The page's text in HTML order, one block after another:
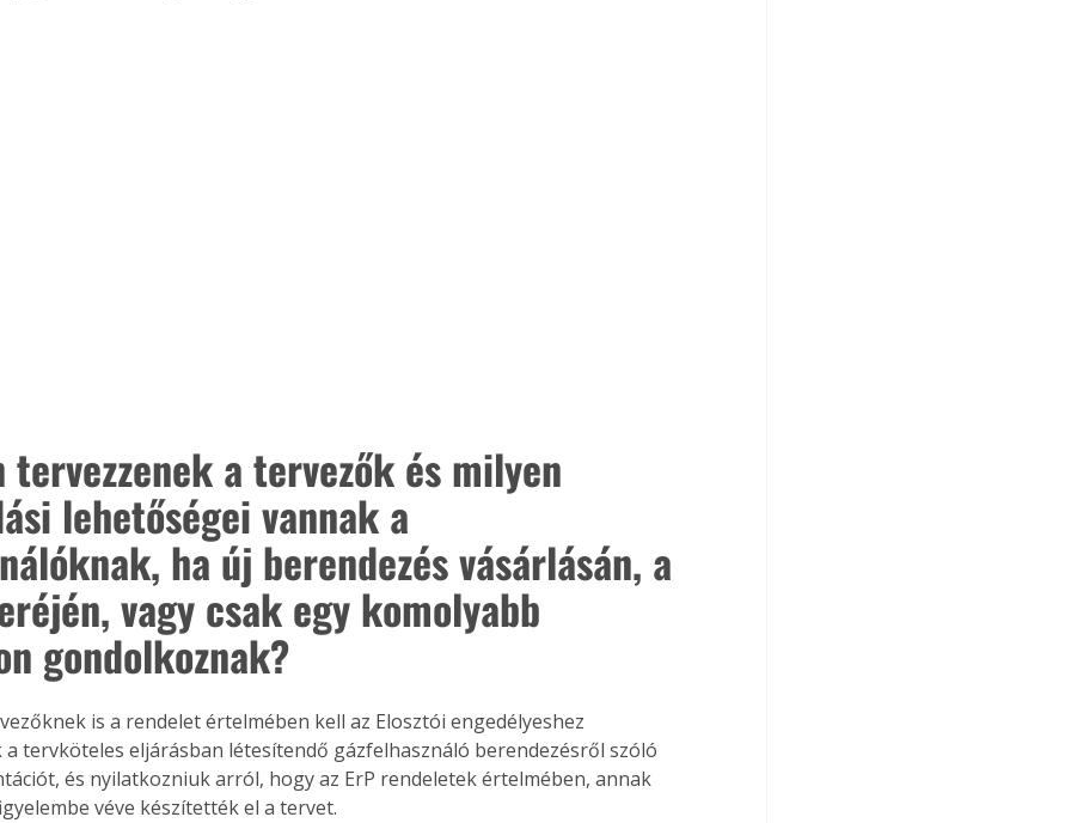
tervezzenek a tervezők és milyen
lehetőségei vannak a
ha új berendezés vásárlásán, a
vagy csak egy komolyabb
gondolkoznak?
is a rendelet értelmében kell az Elosztói engedélyeshez
tervköteles eljárásban létesí­tendő gázfelhasználó berendezésről szóló
és nyilatkozniuk arról, hogy az ErP rendeletek értelmében, annak
véve készítették el a tervet.